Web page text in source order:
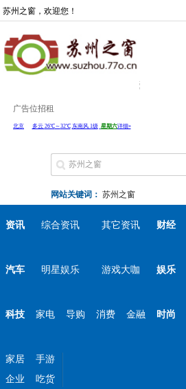
苏州之窗，欢迎您！
广告位招租
网站关键词： 苏州之窗
资讯 综合资讯 其它资讯 财经
汽车 明星娱乐 游戏大咖 娱乐
科技 家电 导购 消费 金融 时尚
家居
手游
企业
吃货